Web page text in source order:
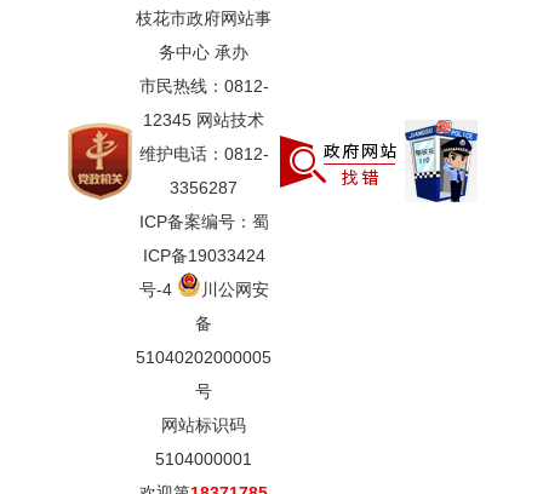
枝花市政府网站事
务中心 承办
市民热线：0812-
12345 网站技术
维护电话：0812-
3356287
ICP备案编号：蜀
ICP备19033424
号-4
川公网安
备
51040202000005
号
网站标识码
5104000001